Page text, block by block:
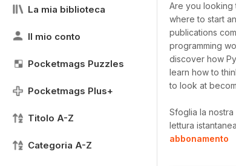
La mia biblioteca
Il mio conto
Pocketmags Puzzles
Pocketmags Plus+
Titolo A-Z
Categoria A-Z
Are you looking
where to start
publications
programming
discover how
learn how to
to look at
Sfoglia la
lettura
abbonamento